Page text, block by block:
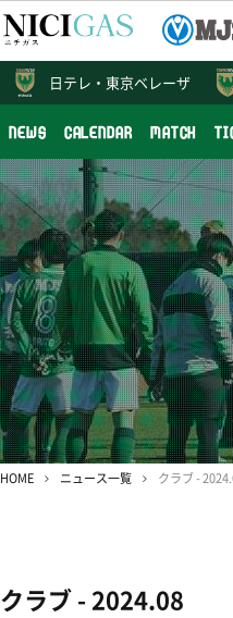
NEWS CALENDAR MATCH
日テレ・ 東京ベレーザ
HOME ニュース一覧 クラブ -
クラブ - 2024.08